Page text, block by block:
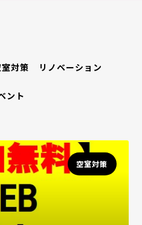
対策 リノベーション
ント
空室対策